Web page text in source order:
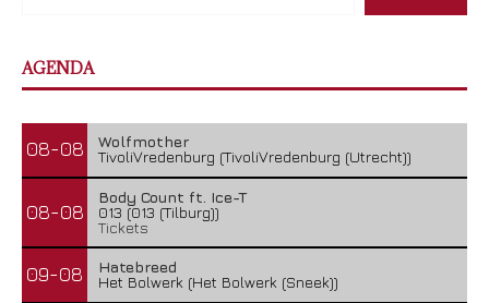
AGENDA
08-08
Wolfmother
TivoliVredenburg (TivoliVredenburg (Utrecht))
08-08
Body Count ft. Ice-T
013 (013 (Tilburg))
Tickets
09-08
Hatebreed
Het Bolwerk (Het Bolwerk (Sneek))